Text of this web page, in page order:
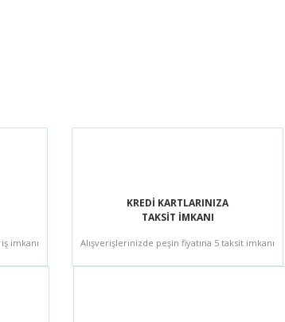
imkanı
KREDİ KARTLARINIZA
TAKSİT İMKANI
Alışverişlerinizde peşin fiyatına 5 taksit imkanı